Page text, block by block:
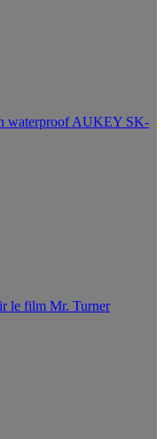
waterproof AUKEY SK-
le film Mr. Turner